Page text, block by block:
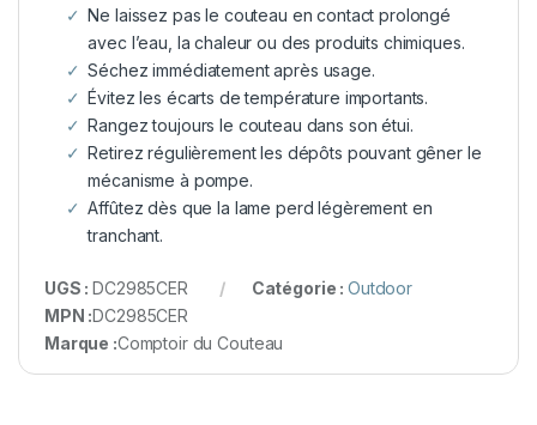
Ne laissez pas le couteau en contact prolongé
avec l’eau, la chaleur ou des produits chimiques.
Séchez immédiatement après usage.
Évitez les écarts de température importants.
Rangez toujours le couteau dans son étui.
Retirez régulièrement les dépôts pouvant gêner le
mécanisme à pompe.
Affûtez dès que la lame perd légèrement en
tranchant.
UGS :DC2985CER Catégorie : Outdoor
MPN :DC2985CER
Marque :Comptoir du Couteau